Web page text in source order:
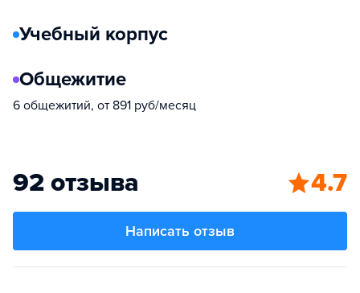
Учебный корпус
Общежитие
6 общежитий, от 891 руб/месяц
92 отзыва 4.7
Написать отзыв